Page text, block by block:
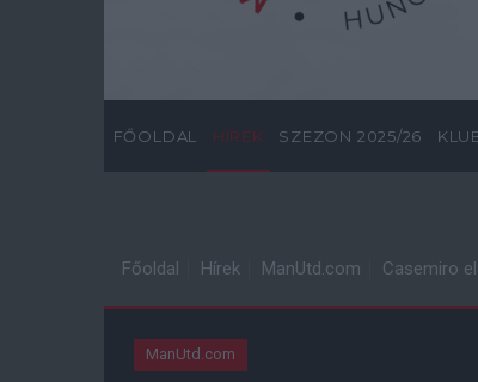
FŐOLDAL HÍREK SZEZON 2025/26
Főoldal Hírek ManUtd.com Casemiro
ManUtd.com